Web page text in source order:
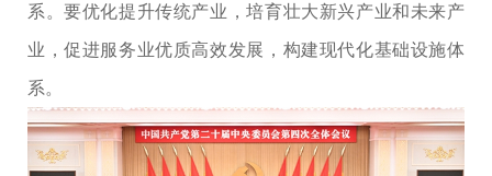
系。要优化提升传统产业，培育壮大新兴产业和未来产
业，促进服务业优质高效发展，构建现代化基础设施体
系。